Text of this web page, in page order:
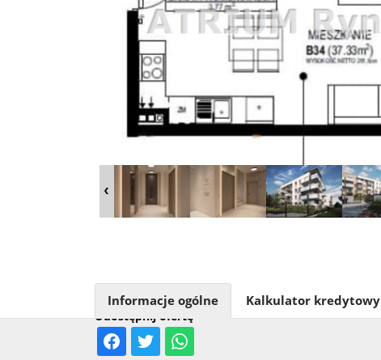
Udostępnij ofertę
Informacje ogólne Kalkulator kredytowy